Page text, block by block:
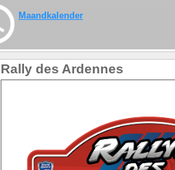
Maandkalender
Rally des Ardennes